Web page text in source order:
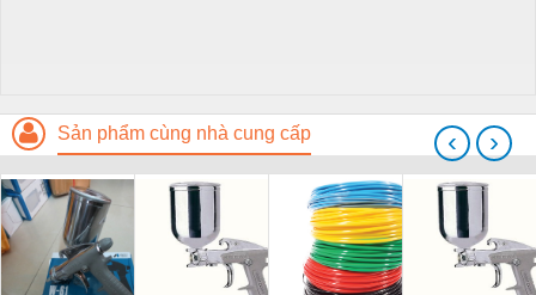
Sản phẩm cùng nhà cung cấp ‹ ›